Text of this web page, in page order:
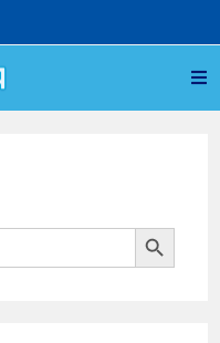
SEARCH BUTTON